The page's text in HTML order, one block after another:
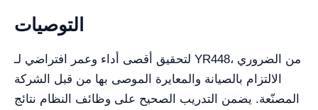
التوصيات
لتحقيق أقصى أداء وعمر افتراضي لـ YR448، من الضروري
الالتزام بالصيانة والمعايرة الموصى بها من قبل الشركة
المصنّعة. يضمن التدريب الصحيح على وظائف النظام نتائج